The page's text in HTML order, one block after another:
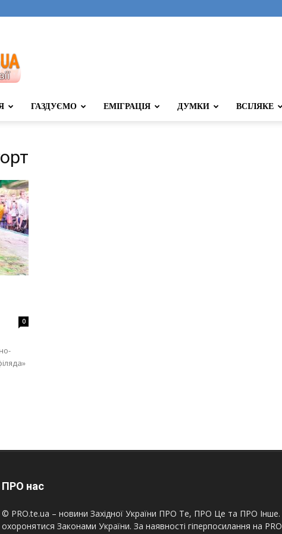
ГАЗДУЄМО ЕМІГРАЦІЯ ДУМКИ ВСІЛЯКЕ
0
ПРО нас
© PRO.te.ua – новини Західної України ПРО Те, ПРО Це та ПРО Інше.
охоронятися Законами України. За наявності гіперпосилання на